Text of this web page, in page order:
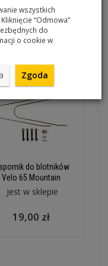
tworzywo sztuczne.
dla optymalnego
do blotników
Velo 65 Mountain
Jest w sklepie
19,00 zł
wszystkich
“Odmowa”
do
o cookie w
Zgoda